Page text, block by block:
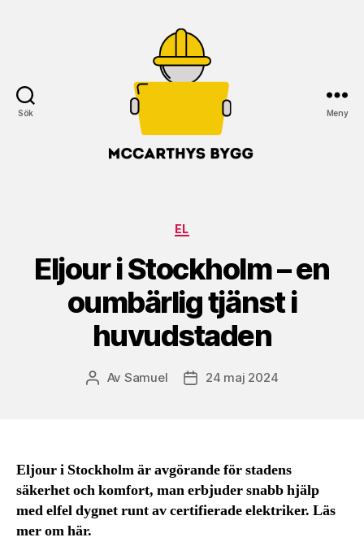
Sök Meny
Kategorier
EL
Eljour i Stockholm – en
oumbärlig tjänst i
huvudstaden
Inläggsförfattare
Av Samuel Inläggsdatum
24 maj 2024
Eljour i Stockholm är avgörande för stadens
säkerhet och komfort, man erbjuder snabb hjälp
med elfel dygnet runt av certifierade elektriker. Läs
mer om här.